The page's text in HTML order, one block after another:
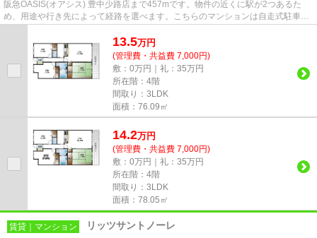
阪急OASIS(オアシス) 豊中少路店まで457mです。物件の近くに駅が2つあるた
め、用途や行き先によって経路を選べます。こちらのマンションは自走式駐車場
13.5万円
(管理費・共益費 7,000円)
敷：0万円｜礼：35万円
所在階：4階
間取り：3LDK
面積：76.09㎡
14.2万円
(管理費・共益費 7,000円)
敷：0万円｜礼：35万円
所在階：4階
間取り：3LDK
面積：78.05㎡
賃貸｜マンション リッツサントノーレ